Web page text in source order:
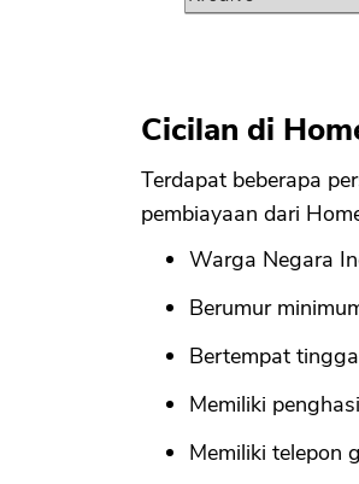
Cicilan di
Terdapat beberapa
pembiayaan dari
Warga Negara
Berumur
Bertempat
Memiliki
Memiliki telepon